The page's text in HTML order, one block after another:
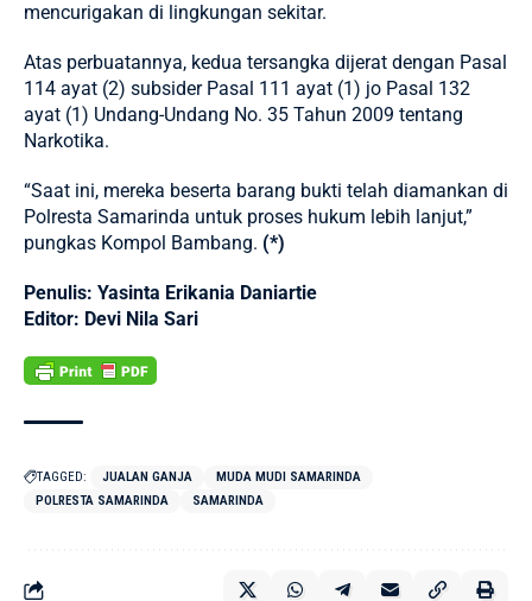
mencurigakan di lingkungan sekitar.
Atas perbuatannya, kedua tersangka dijerat dengan Pasal
114 ayat (2) subsider Pasal 111 ayat (1) jo Pasal 132
ayat (1) Undang-Undang No. 35 Tahun 2009 tentang
Narkotika.
“Saat ini, mereka beserta barang bukti telah diamankan di
Polresta Samarinda untuk proses hukum lebih lanjut,”
pungkas Kompol Bambang. (*)
Penulis: Yasinta Erikania Daniartie
Editor: Devi Nila Sari
TAGGED: JUALAN GANJA
MUDA MUDI SAMARINDA
POLRESTA SAMARINDA
SAMARINDA